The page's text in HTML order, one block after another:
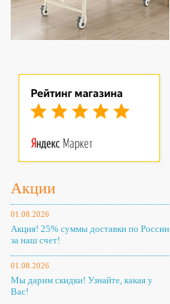
Акции
01.08.2026
Акция! 25% суммы доставки по России
за наш счет!
01.08.2026
Мы дарим скидки! Узнайте, какая у
Вас!